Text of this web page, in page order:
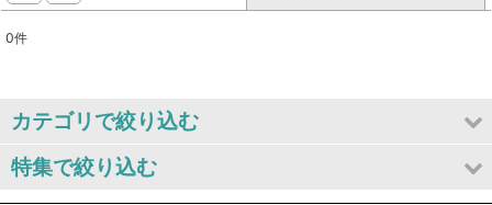
並び順:
0件
カテゴリで絞り込む
プロフェム シャンプー&コンディショナー
特集で絞り込む